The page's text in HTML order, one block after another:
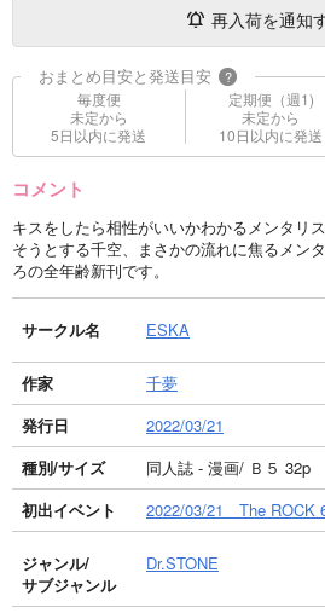
再入荷を通知
おまとめ目安と発送目安 ?
毎度便
未定から
5日以内に発送
定期便（週1)
未定から
10日以内に発送
コメント
キスをしたら相性がいいかわかるメンタリ
そうとする千空、まさかの流れに焦るメン
ろの全年齢新刊です。
サークル名 ESKA
作家
千夢
発行日
2022/03/21
種別/サイズ
同人誌 - 漫画/ Ｂ５ 32p
初出イベント
2022/03/21 The ROCK
ジャンル/
サブジャンル
Dr.STONE